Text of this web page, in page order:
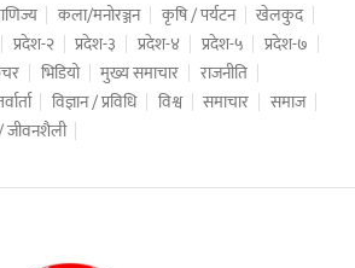
कला/मनोरञ्जन कृषि / पर्यटन
खेलकुद
प्रदेश-२ प्रदेश-३ प्रदेश-४ प्रदेश-५
प्रदेश-७
भिडियो मुख्य समाचार
राजनीति
विज्ञान / प्रविधि विश्व समाचार
समाज
जीवनशैली